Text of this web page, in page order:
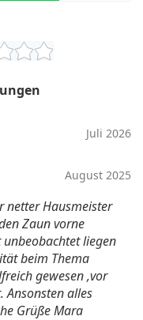
Juli 2026
August 2025
netter Hausmeister
Zaun vorne
liegen
beim Thema
gewesen ,vor
Ansonsten alles
Grüße Mara